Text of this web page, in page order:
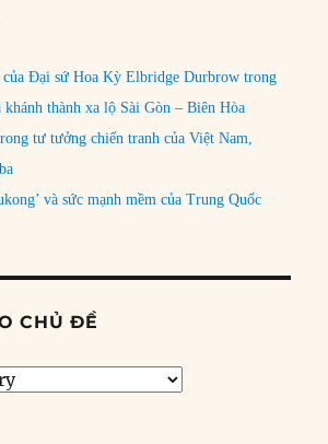
của Đại sứ Hoa Kỳ Elbridge Durbrow trong
thành xa lộ Sài Gòn – Biên Hòa
tư tưởng chiến tranh của Việt Nam,
và sức mạnh mềm của Trung Quốc
CHỦ ĐỀ